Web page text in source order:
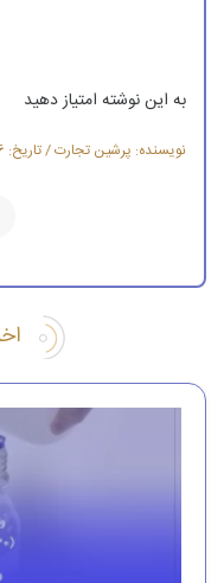
به این نوشته امتیاز دهید
نویسنده: پرشین تجارت / تاریخ: 1396-8-4